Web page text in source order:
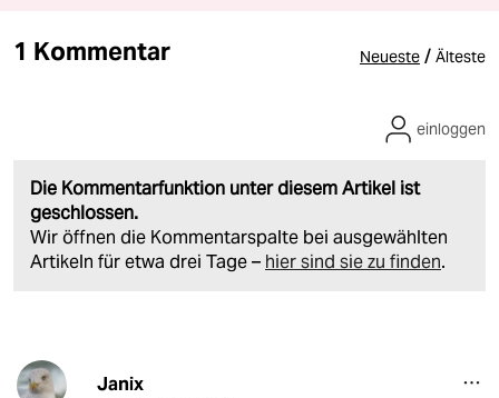
1 Kommentar Neueste / Älteste
Die Kommentarfunktion unter diesem Artikel ist
geschlossen.
Wir öffnen die Kommentarspalte bei ausgewählten
Artikeln für etwa drei Tage – hier sind sie zu finden.
einloggen
Janix